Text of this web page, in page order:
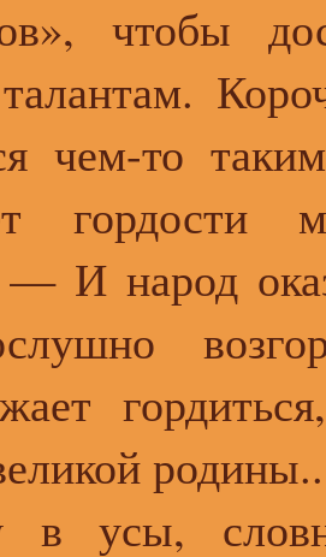
чтобы
чем-то
гордости
И народ
в усы,